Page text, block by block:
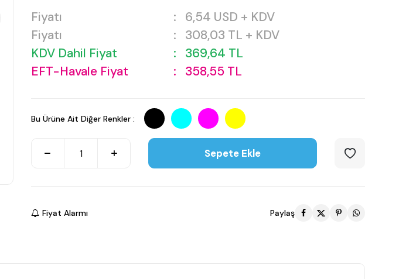
Fiyatı : 6,54 USD + KDV
Fiyatı
: 308,03 TL + KDV
KDV Dahil Fiyat
: 369,64 TL
EFT-Havale Fiyat
: 358,55 TL
Bu Ürüne Ait Diğer Renkler :
Sepete Ekle
Fiyat Alarmı Paylaş